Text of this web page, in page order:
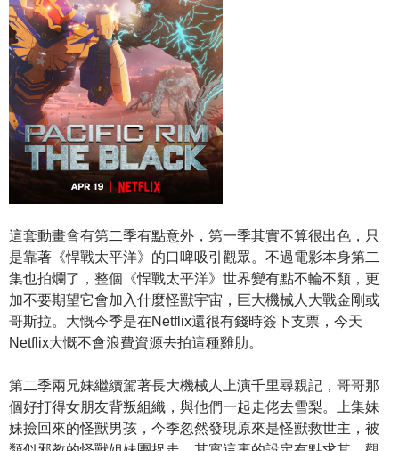
這套動畫會有第二季有點意外，第一季其實不算很出色，只
是靠著《悍戰太平洋》的口啤吸引觀眾。不過電影本身第二
集也拍爛了，整個《悍戰太平洋》世界變有點不輪不類，更
加不要期望它會加入什麼怪獸宇宙，巨大機械人大戰金剛或
哥斯拉。大慨今季是在Netflix還很有錢時簽下支票，今天
Netflix大慨不會浪費資源去拍這種雞肋。
第二季兩兄妹繼續駕著長大機械人上演千里尋親記，哥哥那
個好打得女朋友背叛組織，與他們一起走佬去雪梨。上集妹
妹撿回來的怪獸男孩，今季忽然發現原來是怪獸救世主，被